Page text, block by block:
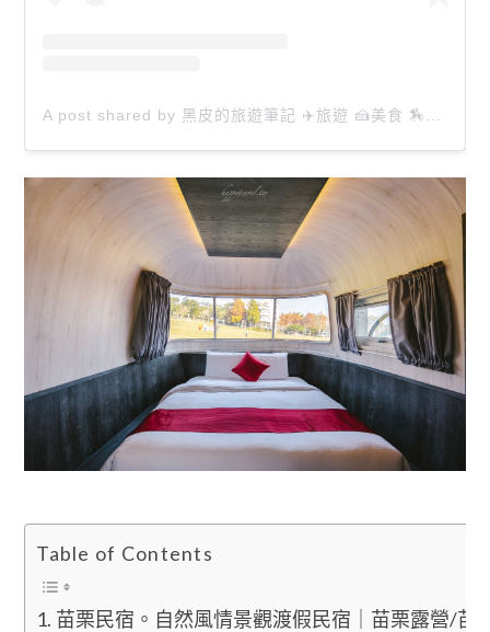
Table of Contents
苗栗民宿。自然風情景觀渡假民宿｜苗栗露營/苗